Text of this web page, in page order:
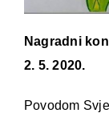
Nagradni
2. 5. 2020.
Povodom